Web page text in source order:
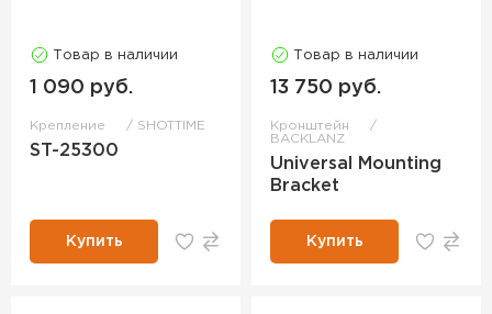
Товар в наличии
1 090 руб.
Крепление SHOTTIME
ST-25300
Купить
Товар в наличии
13 750 руб.
Кронштейн
BACKLANZ
Universal Mounting
Bracket
Купить